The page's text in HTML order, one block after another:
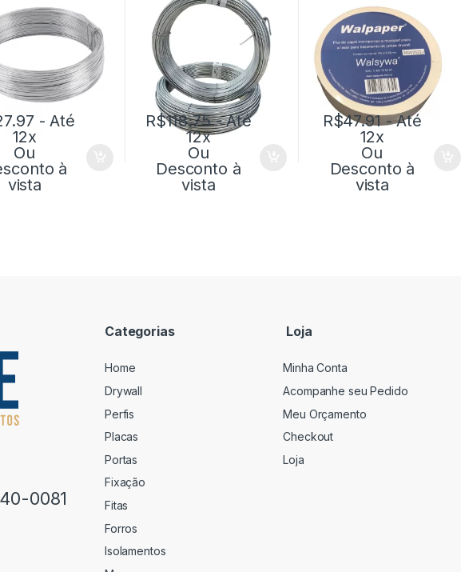
- Até
12x
Ou
à
vista
R$118.75- Até
12x
Ou
Desconto à
vista
R$47.91- Até
12x
Ou
Desconto à
vista
0081
Categorias
Home
Drywall
Perfis
Placas
Portas
Fixação
Fitas
Forros
Isolamentos
Loja
Minha Conta
Acompanhe seu Pedido
Meu Orçamento
Checkout
Loja